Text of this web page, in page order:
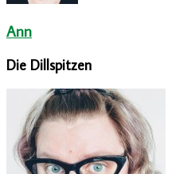
Ann
Die Dillspitzen